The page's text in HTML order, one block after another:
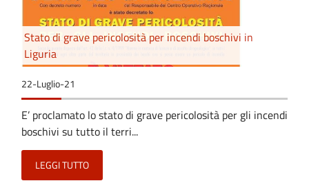
Stato di grave pericolosità per incendi boschivi in
Liguria
22-Luglio-21
E’ proclamato lo stato di grave pericolosità per gli incendi
boschivi su tutto il terri...
LEGGI TUTTO